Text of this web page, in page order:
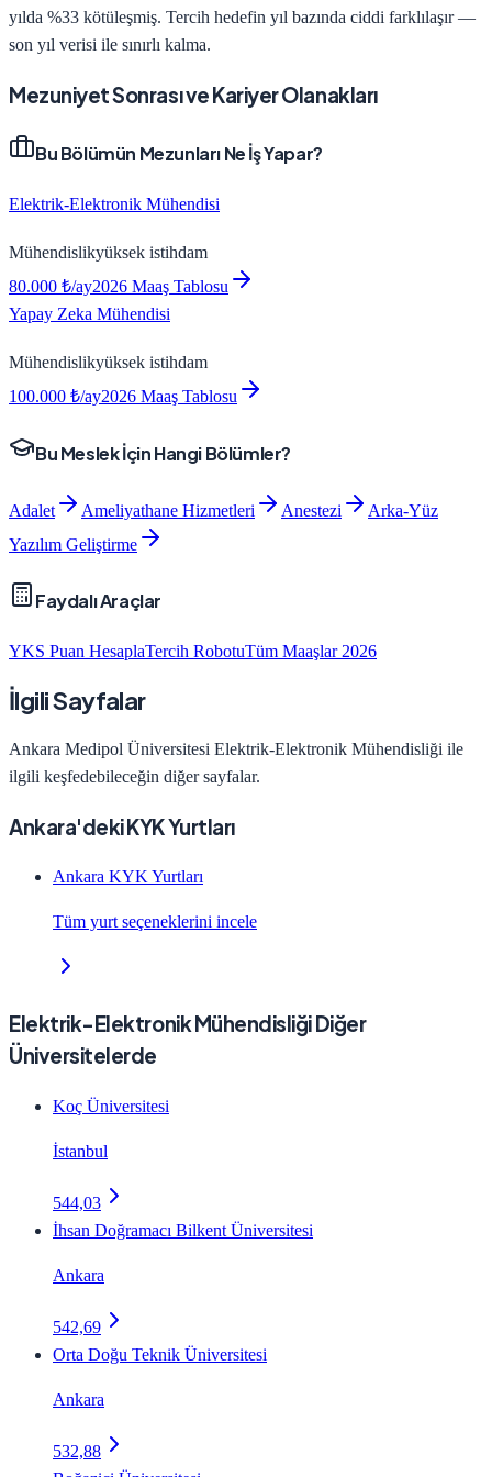
yılda %33 kötüleşmiş. Tercih hedefin yıl bazında ciddi farklılaşır —
son yıl verisi ile sınırlı kalma.
Mezuniyet Sonrası ve Kariyer Olanakları
Bu Bölümün Mezunları Ne İş Yapar?
Elektrik-Elektronik Mühendisi
Mühendislikyüksek istihdam
80.000 ₺/ay2026 Maaş Tablosu
Yapay Zeka Mühendisi
Mühendislikyüksek istihdam
100.000 ₺/ay2026 Maaş Tablosu
Bu Meslek İçin Hangi Bölümler?
Adalet Ameliyathane Hizmetleri Anestezi
Arka-Yüz
Yazılım Geliştirme
Faydalı Araçlar
YKS Puan HesaplaTercih RobotuTüm Maaşlar 2026
İlgili Sayfalar
Ankara Medipol Üniversitesi Elektrik-Elektronik Mühendisliği ile
ilgili keşfedebileceğin diğer sayfalar.
Ankara'deki KYK Yurtları
Ankara KYK Yurtları
Tüm yurt seçeneklerini incele
Elektrik-Elektronik Mühendisliği Diğer
Üniversitelerde
Koç Üniversitesi
İstanbul
544,03
İhsan Doğramacı Bilkent Üniversitesi
Ankara
542,69
Orta Doğu Teknik Üniversitesi
Ankara
532,88